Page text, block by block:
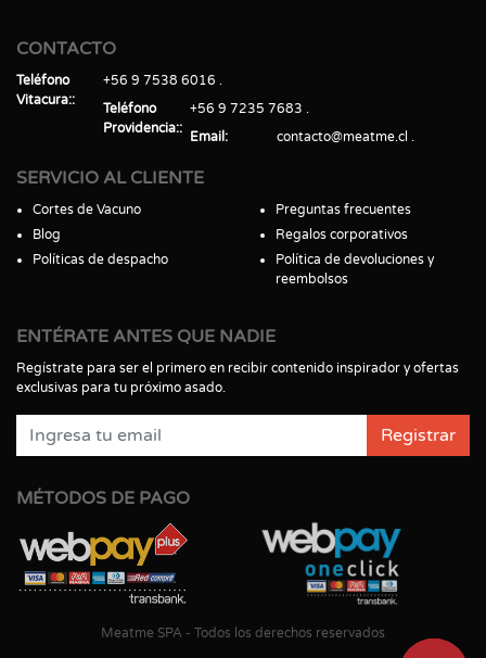
CONTACTO
Teléfono
Vitacura:
+56 9 7538 6016
Teléfono
Providencia:
+56 9 7235 7683
Email
contacto@meatme.cl
SERVICIO AL CLIENTE
Cortes de Vacuno
Blog
Políticas de despacho
Preguntas frecuentes
Regalos corporativos
Política de devoluciones y
reembolsos
ENTÉRATE ANTES QUE NADIE
Regístrate para ser el primero en recibir contenido inspirador y ofertas
exclusivas para tu próximo asado.
Registrar
MÉTODOS DE PAGO
Meatme SPA - Todos los derechos reservados